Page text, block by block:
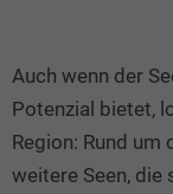
Auch wenn der
Potenzial bietet,
Region: Rund um
weitere Seen, die